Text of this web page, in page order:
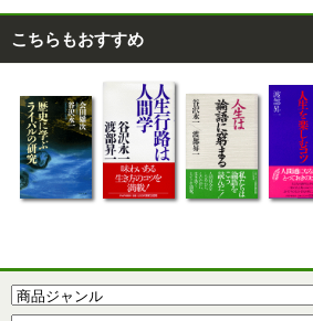
こちらもおすすめ